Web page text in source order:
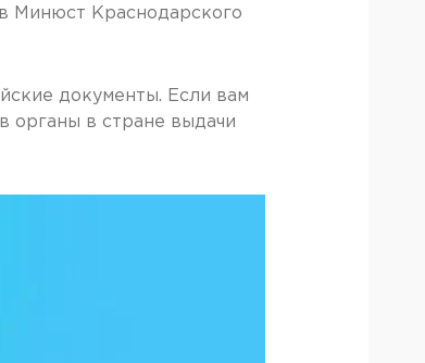
Минюст Краснодарского
документы. Если вам
органы в стране выдачи